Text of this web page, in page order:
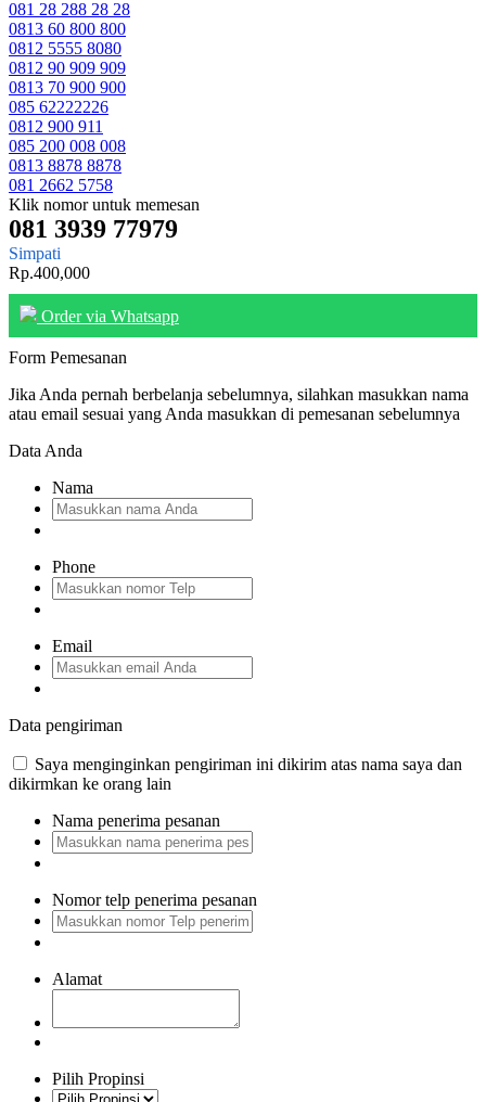
081 28 288 28 28
0813 60 800 800
0812 5555 8080
0812 90 909 909
0813 70 900 900
085 62222226
0812 900 911
085 200 008 008
0813 8878 8878
081 2662 5758
Klik nomor untuk memesan
081 3939 77979
Simpati
Rp.400,000
Order via Whatsapp
Form Pemesanan
Jika Anda pernah berbelanja sebelumnya, silahkan masukkan nama
atau email sesuai yang Anda masukkan di pemesanan sebelumnya
Data Anda
Nama
Phone
Email
Data pengiriman
Saya menginginkan pengiriman ini dikirim atas nama saya dan
dikirmkan ke orang lain
Nama penerima pesanan
Nomor telp penerima pesanan
Alamat
Pilih Propinsi